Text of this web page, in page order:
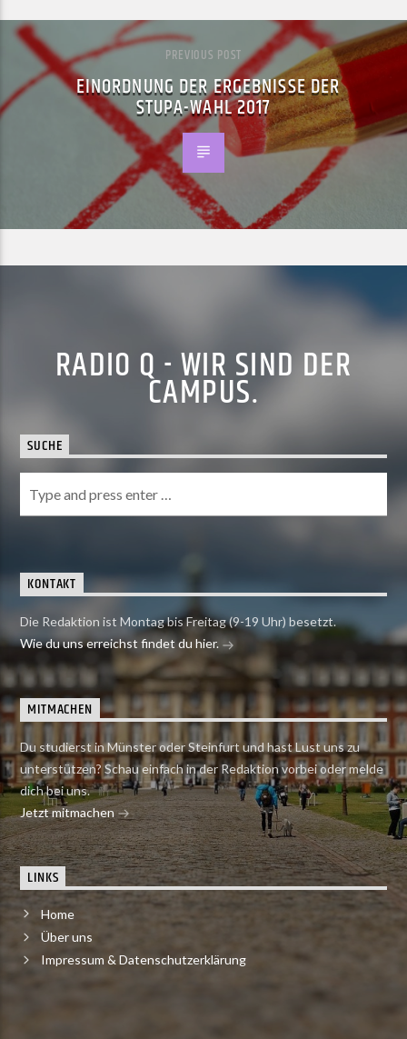
PREVIOUS POST
EINORDNUNG DER ERGEBNISSE DER
STUPA-WAHL 2017
RADIO Q - WIR SIND DER
CAMPUS.
SUCHE
KONTAKT
Die Redaktion ist Montag bis Freitag (9-19 Uhr) besetzt.
Wie du uns erreichst findet du hier.
MITMACHEN
Du studierst in Münster oder Steinfurt und hast Lust uns zu
unterstützen? Schau einfach in der Redaktion vorbei oder melde
dich bei uns.
Jetzt mitmachen
LINKS
Home
Über uns
Impressum & Datenschutzerklärung